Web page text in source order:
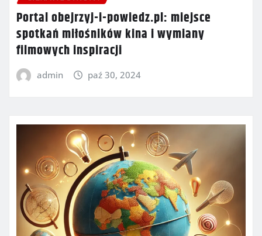
Portal obejrzyj-i-powiedz.pl: miejsce
spotkań miłośników kina i wymiany
filmowych inspiracji
admin paź 30, 2024